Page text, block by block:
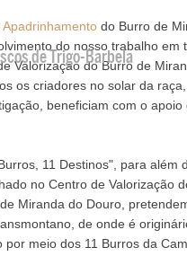
do Burro de
do nosso trabalho em
Valorização do Burro de
os criadores no solar da
beneficiam com o
11 Destinos", para além
no Centro de Valorização
Miranda do Douro,
de onde é
meio dos 11 Burros da
de Trigo-Barbela